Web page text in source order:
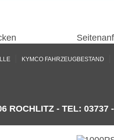
KYMCO FAHRZEUGBESTAND
ROCHLITZ - TEL: 03737